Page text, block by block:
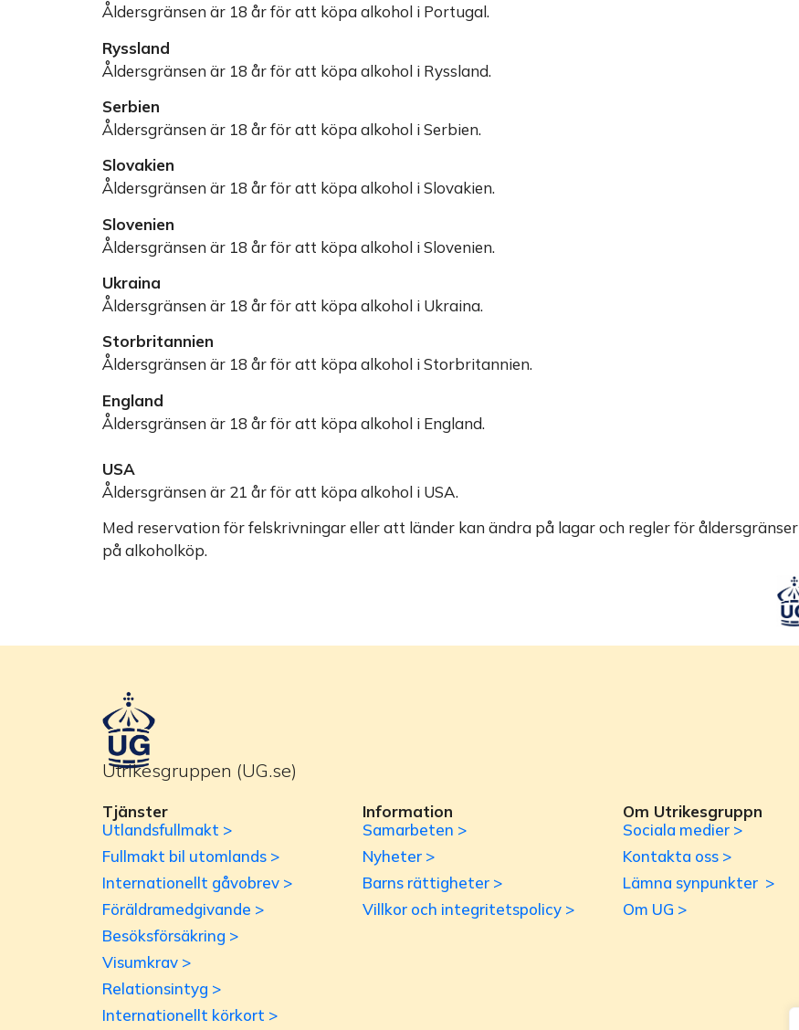
Åldersgränsen är 18 år för att köpa alkohol i Portugal.
Ryssland
Åldersgränsen är 18 år för att köpa alkohol i Ryssland.
Serbien
Åldersgränsen är 18 år för att köpa alkohol i Serbien.
Slovakien
Åldersgränsen är 18 år för att köpa alkohol i Slovakien.
Slovenien
Åldersgränsen är 18 år för att köpa alkohol i Slovenien.
Ukraina
Åldersgränsen är 18 år för att köpa alkohol i Ukraina.
Storbritannien
Åldersgränsen är 18 år för att köpa alkohol i Storbritannien.
England
Åldersgränsen är 18 år för att köpa alkohol i England.
USA
Åldersgränsen är 21 år för att köpa alkohol i USA.
Med reservation för felskrivningar eller att länder kan ändra på lagar och regler för åldersgränser
på alkoholköp.
Utrikesgruppen (UG.se)
Tjänster
Utlandsfullmakt >
Fullmakt bil utomlands >
Internationellt gåvobrev >
Föräldramedgivande >
Besöksförsäkring >
Visumkrav >
Relationsintyg >
Internationellt körkort >
Information
Samarbeten >
Nyheter >
Barns rättigheter >
Villkor och integritetspolicy >
Om Utrikesgruppn
Sociala medier >
Kontakta oss >
Lämna synpunkter >
Om UG >